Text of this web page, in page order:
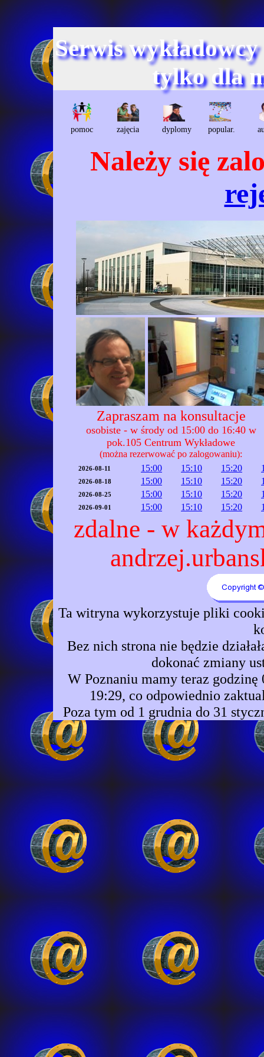
Serwis
tylko dla
pomoc zajęcia dyplomy popular.
Należy się
Zapraszam na konsultacje
osobiste - w środy od 15:00 do 16:40 w
pok.105 Centrum Wykładowe
(można rezerwować po zalogowaniu):
2026-08-11 15:00 15:10 15:20
2026-08-18 15:00 15:10 15:20
2026-08-25 15:00 15:10 15:20
2026-09-01 15:00 15:10 15:20
zdalne - w
Ta witryna wykorzystuje pliki
Bez nich strona nie będzie
dokonać zmiany
W Poznaniu mamy teraz godzinę
19:29, co odpowiednio
Poza tym od 1 grudnia do 31